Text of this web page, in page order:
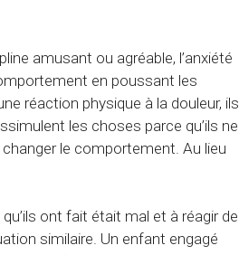
amusant ou agréable, l’anxiété
en poussant les
réaction physique à la douleur, ils
les choses parce qu’ils ne
le comportement. Au lieu
ont fait était mal et à réagir de
similaire. Un enfant engagé